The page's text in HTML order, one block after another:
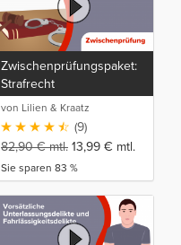
Zwischenprüfungspaket:
Strafrecht
von Lilien & Kraatz
(9)
82,90€mtl. 13,99 € mtl.
Sie sparen 83 %